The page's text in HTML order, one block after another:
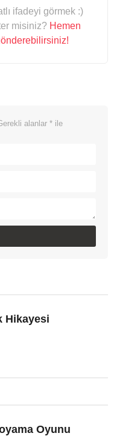
ifadeyi görmek :)
misiniz? Hemen
alanlar * ile
Hikayesi
Oyunu